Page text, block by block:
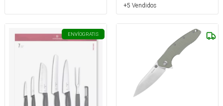
+5 Vendidos
ENVÍOGRATIS